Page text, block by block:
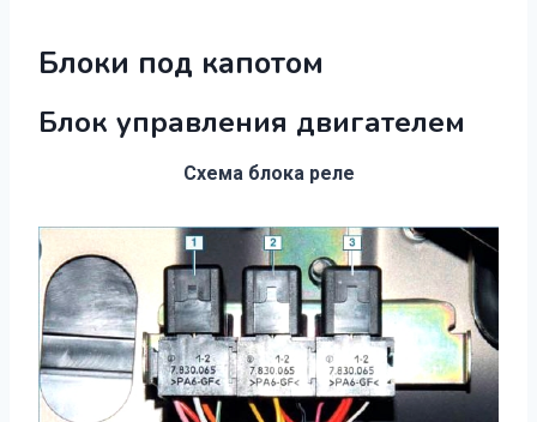
Блоки под капотом
Блок управления двигателем
Схема блока реле